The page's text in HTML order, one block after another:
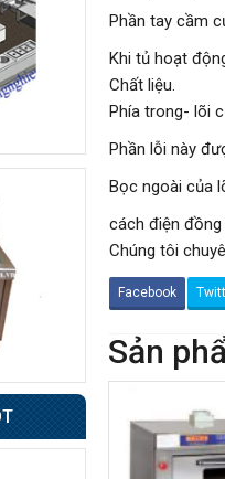
Phần tay cầm
Khi tủ hoạt
Chất liệu.
Phía trong- lõi
Phần lỗi này
Bọc ngoài của
cách điện
Chúng tôi
Facebook
Sản
đ
đ